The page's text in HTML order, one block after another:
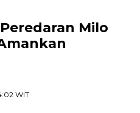
Milo
WIT